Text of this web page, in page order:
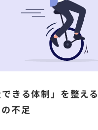
きる体制」を整え
不足